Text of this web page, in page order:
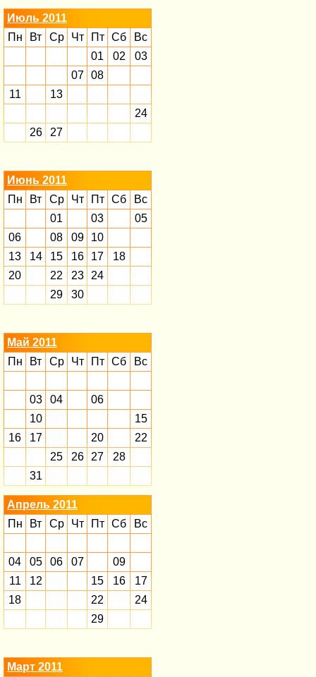
Июль 2011
Пн
Вт Ср Чт Пт Сб
Вс
01
02
03
07
08
11
13
24
26
27
Июнь 2011
Пн
Вт Ср Чт Пт Сб
Вс
01
03
05
06
08 09
10
13
14 15 16 17
18
20
22 23
24
29
30
Май 2011
Пн
Вт Ср Чт Пт Сб Вс
03 04
06
10
15
16
17 20
22
25
26 27
28
31
Апрель 2011
Пн
Вт Ср Чт Пт Сб Вс
04 05 06 07
09
11
12 15 16
17
18
22
24
29
Март 2011